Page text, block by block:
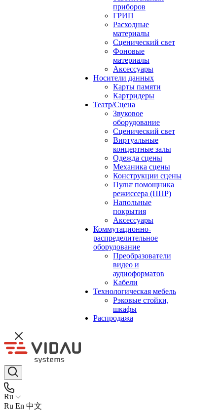
приборов
ГРИП
Расходные
материалы
Сценический свет
Фоновые
материалы
Аксессуары
Носители данных
Карты памяти
Картридеры
Театр/Сцена
Звуковое
оборудование
Сценический свет
Виртуальные
концертные залы
Одежда сцены
Механика сцены
Конструкции сцены
Пульт помощника
режиссера (ППР)
Напольные
покрытия
Аксессуары
Коммутационно-
распределительное
оборудование
Преобразователи
видео и
аудиоформатов
Кабели
Технологическая мебель
Рэковые стойки,
шкафы
Распродажа
Ru
Ru En 中文